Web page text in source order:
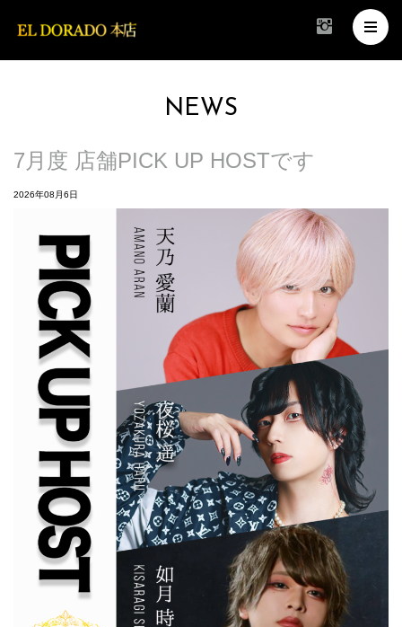
NEWS
7月度 店舗PICK UP HOSTです
2026年08月6日